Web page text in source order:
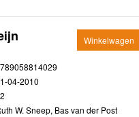
Winkelwagen
04-2010
W. Sneep, Bas van der Post